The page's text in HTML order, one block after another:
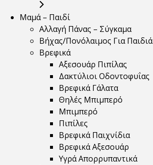
Μαμά – Παιδί
Αλλαγή Πάνας – Σύγκαμα
Βήχας/Πονόλαιμος Για Παιδιά
Βρεφικά
Αξεσουάρ Πιπίλας
Δακτύλιοι Οδοντοφυΐας
Βρεφικά Γάλατα
Θηλές Μπιμπερό
Μπιμπερό
Πιπίλες
Βρεφικά Παιχνίδια
Βρεφικά Αξεσουάρ
Υγρά Απορρυπαντικά